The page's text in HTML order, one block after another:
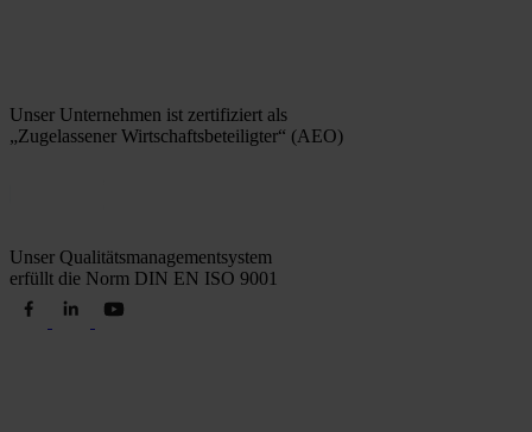
Unser Unternehmen ist zertifiziert als
„Zugelassener Wirtschaftsbeteiligter“ (AEO)
Unser Qualitätsmanagementsystem
erfüllt die Norm DIN EN ISO 9001